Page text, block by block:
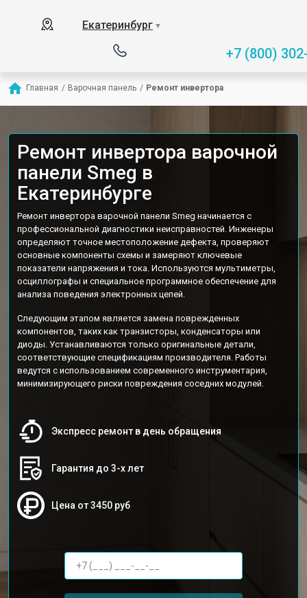
Екатеринбург ▼
+7 (800)
Главная / Варочная панель / Ремонт инвертора
Ремонт инвертора варочной
панели Smeg в
Екатеринбурге
Ремонт инвертора варочной панели Smeg начинается с
профессиональной диагностики неисправностей. Инженеры
определяют точное местоположение дефекта, проверяют
основные компоненты схемы и замеряют ключевые
показатели напряжения и тока. Используются мультиметры,
осциллографы и специальное программное обеспечение для
анализа поведения электронных цепей.
Следующим этапом является замена поврежденных
компонентов, таких как транзисторы, конденсаторы или
диоды. Устанавливаются только оригинальные детали,
соответствующие спецификациям производителя. Работы
ведутся с использованием современного инструментария,
минимизирующего риски повреждения соседних модулей.
Экспресс ремонт в день обращения
Гарантия до 3-х лет
Цена от 3450 руб